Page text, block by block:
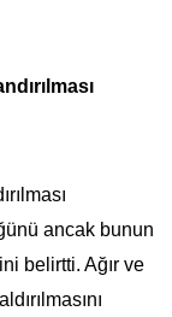
ancak bunun
belirtti. Ağır ve